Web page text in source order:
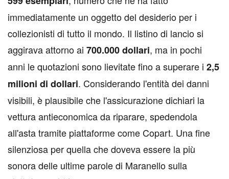
immediatamente un oggetto del desiderio per i
collezionisti di tutto il mondo. Il listino di lancio si
aggirava attorno ai 700.000 dollari, ma in pochi
anni le quotazioni sono lievitate fino a superare i 2,5
milioni di dollari. Considerando l'entità dei danni
visibili, è plausibile che l'assicurazione dichiari la
vettura antieconomica da riparare, spedendola
all'asta tramite piattaforme come Copart. Una fine
silenziosa per quella che doveva essere la più
sonora delle ultime parole di Maranello sulla